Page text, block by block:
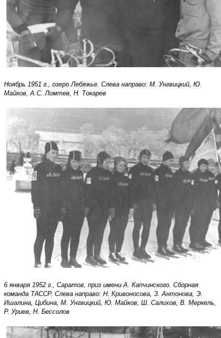
Ноябрь 1951 г., озеро Лебяжье. Слева направо: М. Унгвицкий, Ю.
Майков, А.С. Ломтев, Н. Токарев
6 января 1952 г., Саратов, приз имени А. Капчинского. Сборная
команда ТАССР. Слева направо: Н. Кривоносова, З. Антонова, Э.
Ишалина, Цибина, М. Унгвицкий, Ю. Майков, Ш. Салихов, В. Меркель,
Р. Уриев, Н. Бессолов